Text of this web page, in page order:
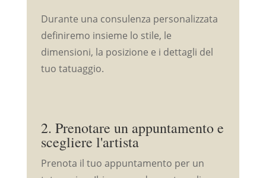
Durante una consulenza personalizzata
definiremo insieme lo stile, le
dimensioni, la posizione e i dettagli del
tuo tatuaggio.
2. Prenotare un appuntamento e
scegliere l'artista
Prenota il tuo appuntamento per un